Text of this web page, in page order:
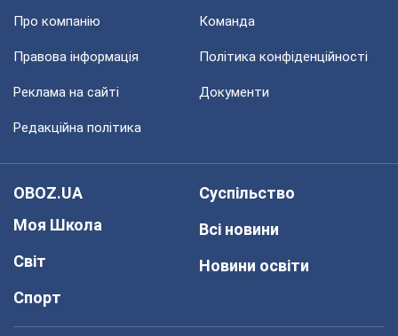
Про компанію Команда
Правова інформація Політика конфіденційності
Реклама на сайті Документи
Редакційна політика
OBOZ.UA
Моя Школа
Світ
Спорт
Суспільство
Всі новини
Новини освіти